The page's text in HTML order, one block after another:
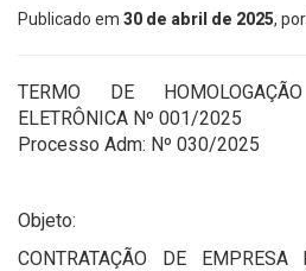
Publicado em 30 de abril de 2025, por
TERMO DE
ELETRÔNICA Nº 001/2025
Processo Adm: Nº 030/2025
Objeto:
CONTRATAÇÃO DE